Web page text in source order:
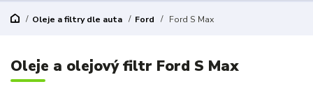
Oleje a filtry dle auta Ford Ford S Max
Oleje a olejový filtr Ford S Max